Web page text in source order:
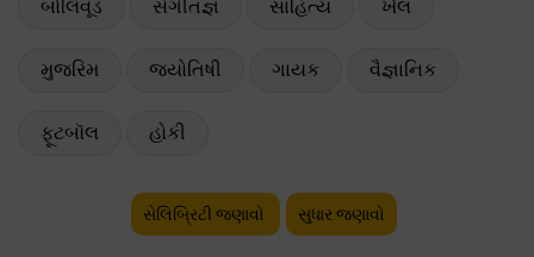
બોલિવૂડ સંગીતજ્ઞ સાહિત્ય ખેલ
મુજરિમ જ્યોતિષી ગાયક વૈજ્ઞાનિક
ફૂટબૉલ હોકી
સેલિબ્રિટી જણાવો સુધાર જણાવો